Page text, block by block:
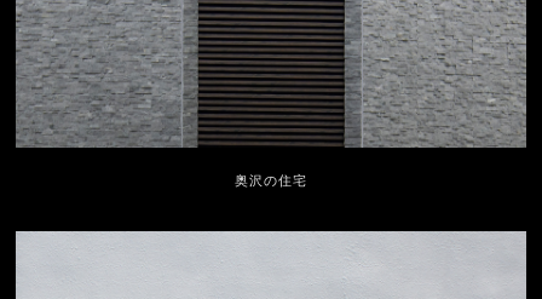
奥沢の住宅